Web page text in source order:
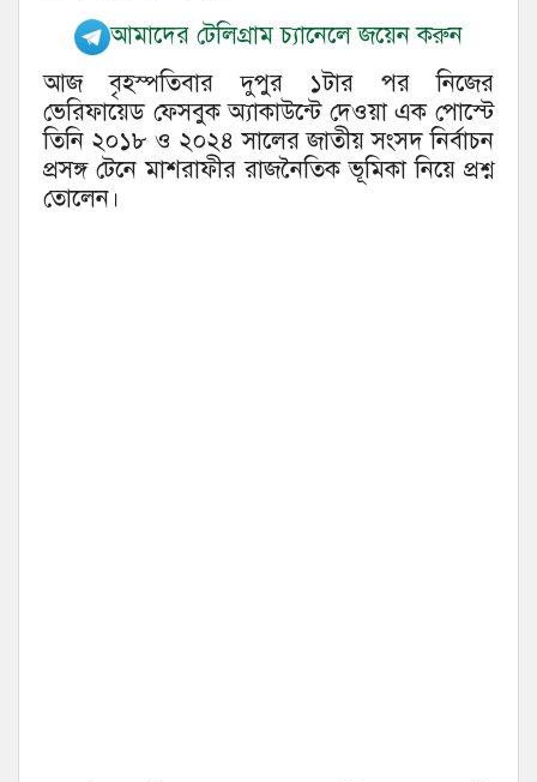
আমাদের টেলিগ্রাম চ্যানেলে জয়েন করুন
আজ বৃহস্পতিবার দুপুর ১টার পর নিজের
ভেরিফায়েড ফেসবুক অ্যাকাউন্টে দেওয়া এক পোস্টে
তিনি ২০১৮ ও ২০২৪ সালের জাতীয় সংসদ নির্বাচন
প্রসঙ্গ টেনে মাশরাফীর রাজনৈতিক ভূমিকা নিয়ে প্রশ্ন
তোলেন।